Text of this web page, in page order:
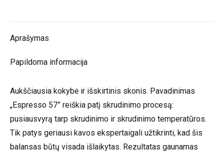
100
Aprašymas
Papildoma informacija
Aukščiausia kokybė ir išskirtinis skonis. Pavadinimas
„Espresso 57” reiškia patį skrudinimo procesą:
pusiausvyrą tarp skrudinimo ir skrudinimo temperatūros.
Tik patys geriausi kavos ekspertaigali užtikrinti, kad šis
balansas būtų visada išlaikytas. Rezultatas gaunamas